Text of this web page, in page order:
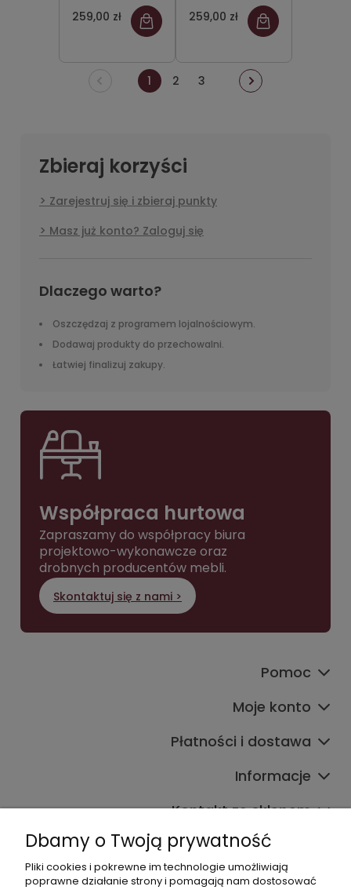
siedzisko
pastelowy
259,00 zł
siedzisko
pastelowy
259,00 zł
1 2 3
Zbieraj korzyści
Zarejestruj się i zbieraj punkty
Masz już konto? Zaloguj się
Dlaczego warto?
Oszczędzaj z programem lojalnościowym.
Dodawaj produkty do przechowalni.
Łatwiej finalizuj zakupy.
Współpraca hurtowa
Zapraszamy do współpracy biura
projektowo-wykonawcze oraz
drobnych producentów mebli.
Skontaktuj się z nami >
Pomoc
Moje konto
Płatności i dostawa
Informacje
Kontakt ze sklepem
Dane kontaktowe
Dbamy o Twoją prywatność
Pliki cookies i pokrewne im technologie umożliwiają
poprawne działanie strony i pomagają nam dostosować